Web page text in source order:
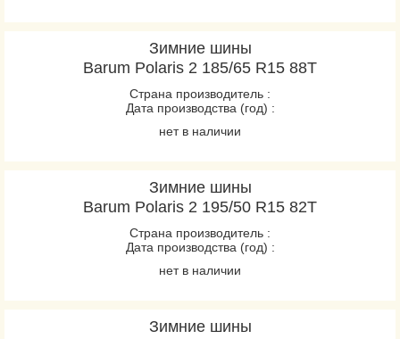
Зимние шины
Barum Polaris 2 185/65 R15 88T
Страна производитель :
Дата производства (год) :
нет в наличии
Зимние шины
Barum Polaris 2 195/50 R15 82T
Страна производитель :
Дата производства (год) :
нет в наличии
Зимние шины